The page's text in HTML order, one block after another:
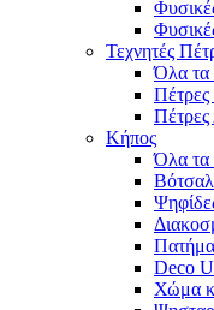
Τεχνητές
Όλα τα
Κήπος
Όλα τα
Deco
Χώμα